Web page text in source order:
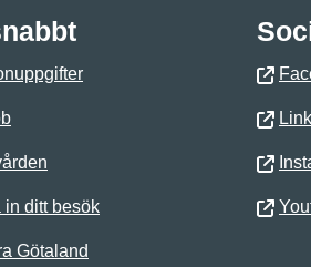
in ditt besök
Götaland